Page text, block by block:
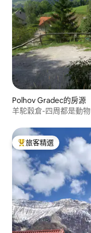
Polhov Gradec的房源
羊駝穀倉-四周都是動物
旅客精選榜首
旅客精選